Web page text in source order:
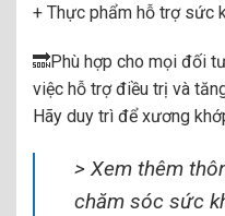
+ Thực phẩm hỗ trợ sức
🔜Phù hợp cho mọi đối
việc hỗ trợ điều trị và
Hãy duy trì để xương
> Xem thêm
chăm sóc sức